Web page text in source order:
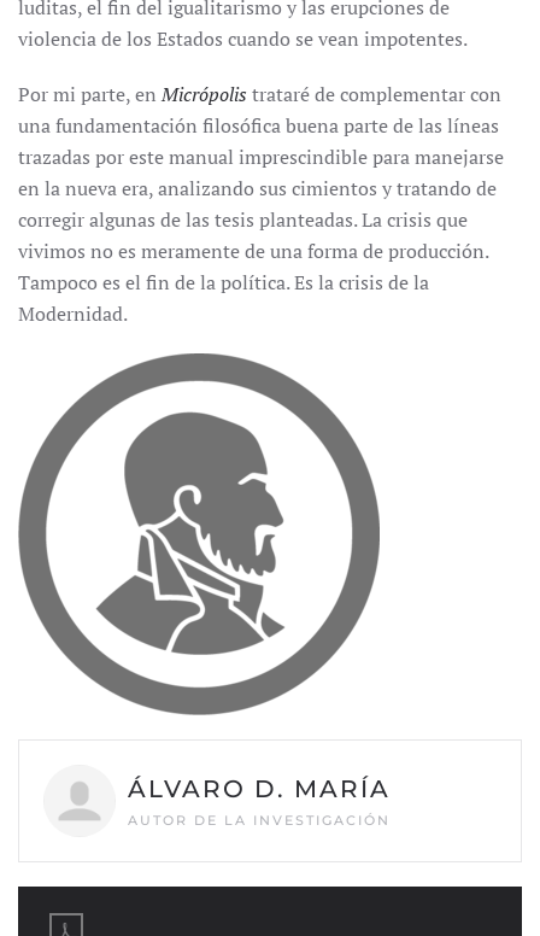
luditas, el fin del igualitarismo y las erupciones de
violencia de los Estados cuando se vean impotentes.
Por mi parte, enMicrópolis trataré de complementar con
una fundamentación filosófica buena parte de las líneas
trazadas por este manual imprescindible para manejarse
en la nueva era, analizando sus cimientos y tratando de
corregir algunas de las tesis planteadas. La crisis que
vivimos no es meramente de una forma de producción.
Tampoco es el fin de la política. Es la crisis de la
Modernidad.
ÁLVARO D. MARÍA
AUTOR DE LA INVESTIGACIÓN